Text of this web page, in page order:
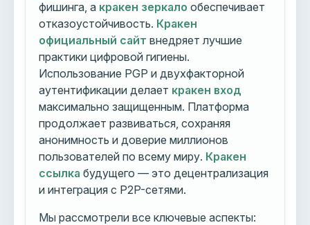
фишинга, а кракен зеркало обеспечивает
отказоустойчивость. Кракен
официальный сайт внедряет лучшие
практики цифровой гигиены.
Использование PGP и двухфакторной
аутентификации делает кракен вход
максимально защищенным. Платформа
продолжает развиваться, сохраняя
анонимность и доверие миллионов
пользователей по всему миру. Кракен
ссылка будущего — это децентрализация
и интеграция с P2P-сетями.
Мы рассмотрели все ключевые аспекты: